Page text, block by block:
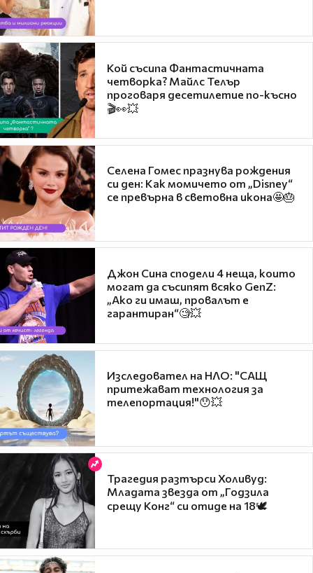
Кой съсипа Фантастичната
четворка? Майлс Телър
проговаря десетилетие по-късно
🎬👀💥
Селена Гомес празнува рождения
си ден: Как момичето от „Disney“
се превърна в световна икона🤩🎂
Джон Сина сподели 4 неща, които
могат да съсипят всяко GenZ:
„Ако ги имаш, провалът е
гарантиран“🧐💥
Изследовател на НЛО: "САЩ
притежават технология за
телепортация!"😯💥
Трагедия разтърси Холивуд:
Младата звезда от „Годзила
срещу Конг“ си отиде на 18🕊️